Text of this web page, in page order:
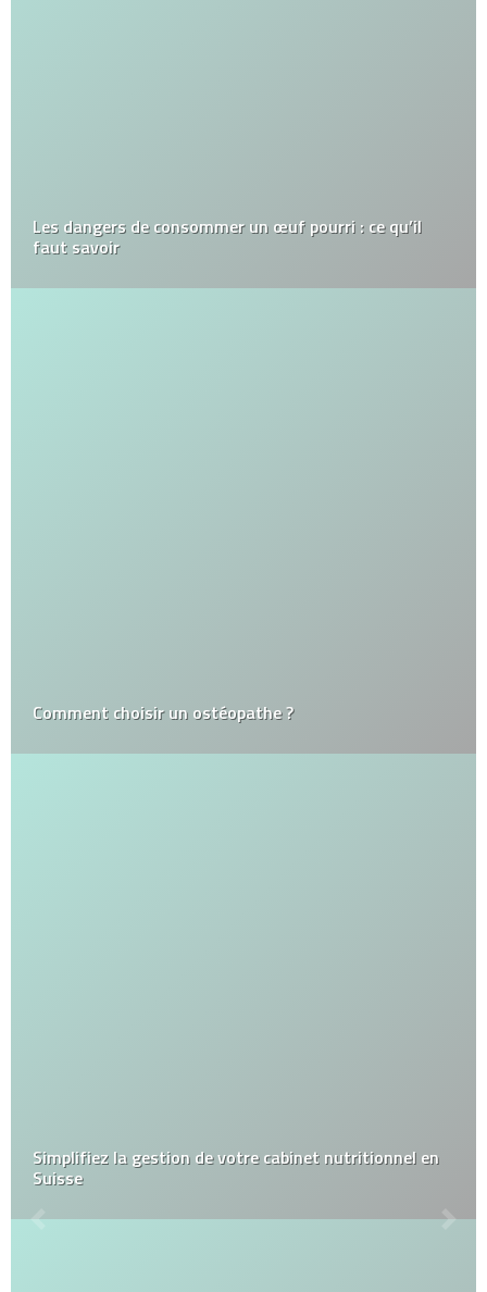
Les dangers de consommer un œuf pourri : ce qu’il
faut savoir
Comment choisir un ostéopathe ?
Simplifiez la gestion de votre cabinet nutritionnel en
Suisse